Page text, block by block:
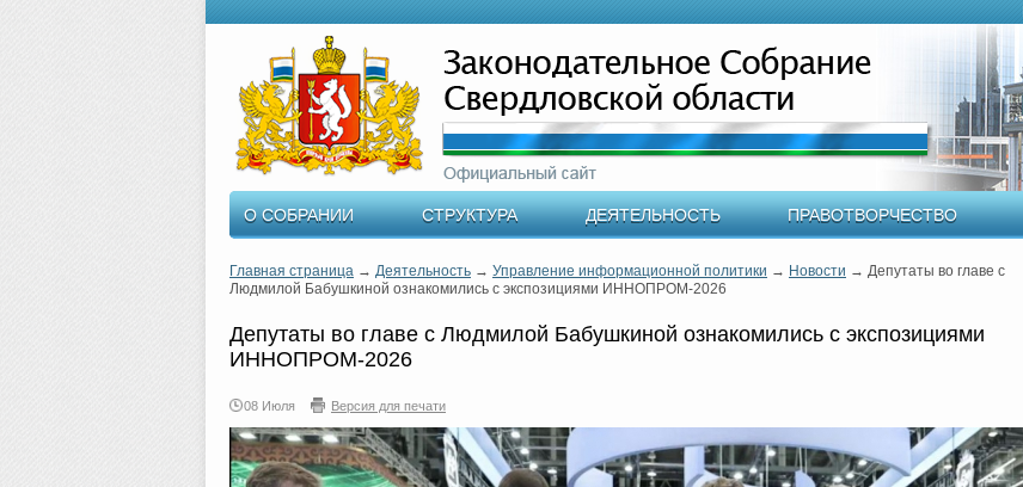
О СОБРАНИИ СТРУКТУРА ДЕЯТЕЛЬНОСТЬ ПРАВОТВОРЧЕСТВО
Главная страница → Деятельность → Управление информационной политики → Новости → Депутаты во главе с
Людмилой Бабушкиной ознакомились с экспозициями ИННОПРОМ-2026
Депутаты во главе с Людмилой Бабушкиной ознакомились с экспозициями
ИННОПРОМ-2026
08 Июля Версия для печати